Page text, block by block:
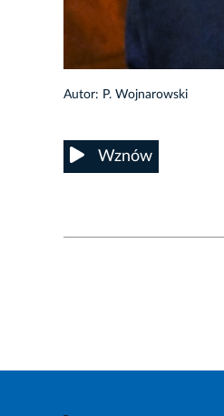
Autor: P. Wojnarowski
Wznów